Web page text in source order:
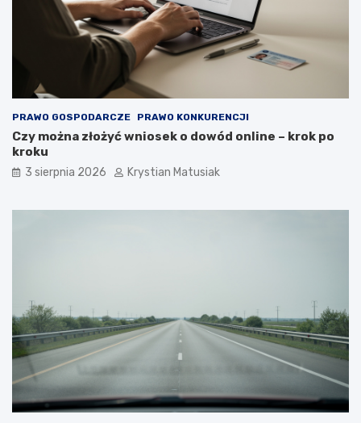
PRAWO GOSPODARCZE PRAWO KONKURENCJI
Czy można złożyć wniosek o dowód online – krok po
kroku
3 sierpnia 2026 Krystian Matusiak